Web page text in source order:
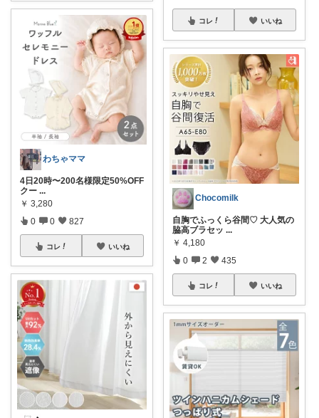
わちゃママ
4日20時〜200名様限定50%OFF
クー ...
￥ 3,280
0 0 827
コレ いいね
コレ いいね
Chocomilk
自胸でふっくら谷間♡ 大人気の
脇高ブラセッ ...
￥ 4,180
0 2 435
コレ いいね